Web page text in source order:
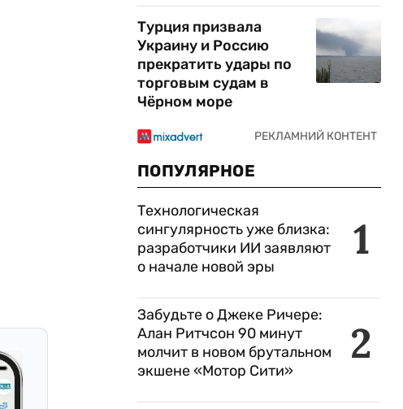
Турция призвала
Украину и Россию
прекратить удары по
торговым судам в
Чёрном море
ПОПУЛЯРНОЕ
1
Технологическая
сингулярность уже близка:
разработчики ИИ заявляют
о начале новой эры
2
Забудьте о Джеке Ричере:
Алан Ритчсон 90 минут
молчит в новом брутальном
экшене «Мотор Сити»